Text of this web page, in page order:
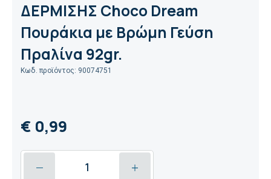
ΔΕΡΜΙΣΗΣ Choco Dream
Πουράκια με Βρώμη Γεύση
Πραλίνα 92gr.
Κωδ. προϊόντος: 90074751
€ 0,99